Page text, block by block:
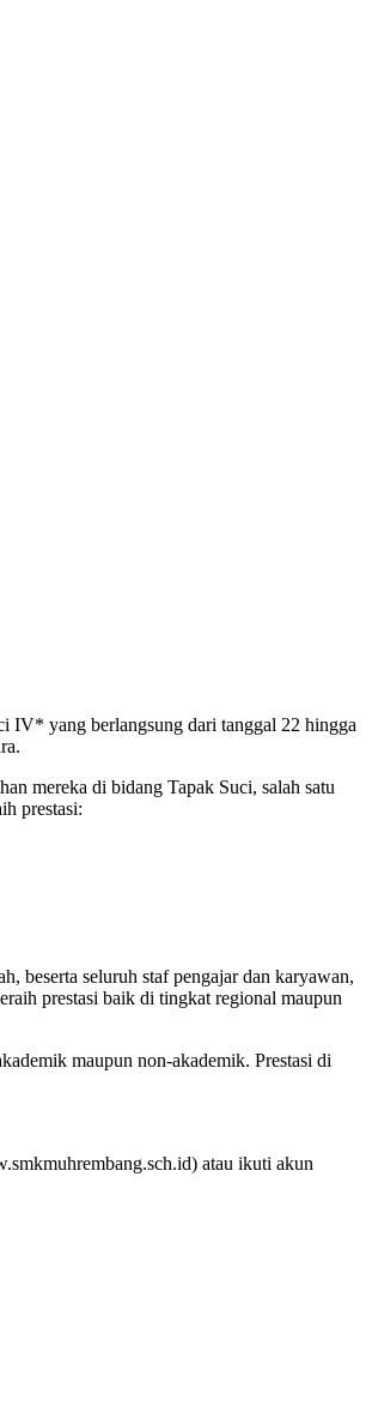
IV* yang berlangsung dari tanggal 22 hingga
mereka di bidang Tapak Suci, salah satu
prestasi:
beserta seluruh staf pengajar dan karyawan,
prestasi baik di tingkat regional maupun
maupun non-akademik. Prestasi di
atau ikuti akun